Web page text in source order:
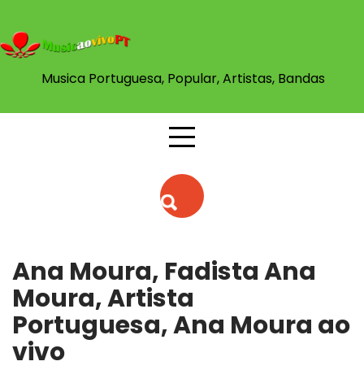
content
Musica Portuguesa, Popular, Artistas, Bandas
Ana Moura, Fadista Ana
Moura, Artista
Portuguesa, Ana Moura ao
vivo